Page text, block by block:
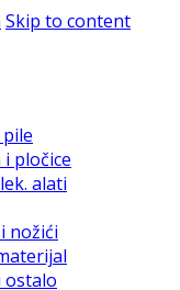
Skip to content
i pločice
alati
nožići
ostalo